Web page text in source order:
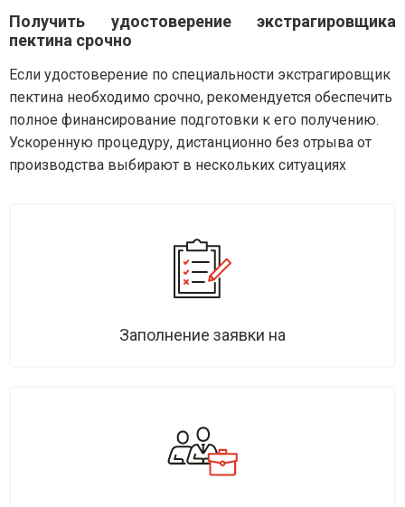
Получить удостоверение экстрагировщика
пектина срочно
Если удостоверение по специальности экстрагировщик
пектина необходимо срочно, рекомендуется обеспечить
полное финансирование подготовки к его получению.
Ускоренную процедуру, дистанционно без отрыва от
производства выбирают в нескольких ситуациях
Заполнение заявки на